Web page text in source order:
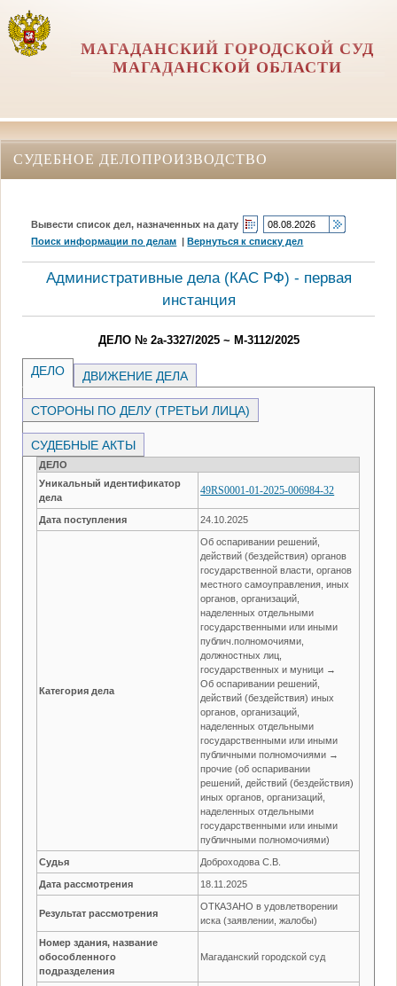
МАГАДАНСКИЙ ГОРОДСКОЙ СУД
МАГАДАНСКОЙ ОБЛАСТИ
СУДЕБНОЕ ДЕЛОПРОИЗВОДСТВО
Вывести список дел, назначенных на дату
Поиск информации по делам |Вернуться к списку дел
Административные дела (КАC РФ) - первая
инстанция
ДЕЛО № 2а-3327/2025 ~ М-3112/2025
ДЕЛО ДВИЖЕНИЕ ДЕЛА
СТОРОНЫ ПО ДЕЛУ (ТРЕТЬИ ЛИЦА)
СУДЕБНЫЕ АКТЫ
ДЕЛО
Уникальный идентификатор
дела
49RS0001-01-2025-006984-32
Дата поступления 24.10.2025
Категория дела
Об оспаривании решений,
действий (бездействия) органов
государственной власти, органов
местного самоуправления, иных
органов, организаций,
наделенных отдельными
государственными или иными
публич.полномочиями,
должностных лиц,
государственных и муници →
Об оспаривании решений,
действий (бездействия) иных
органов, организаций,
наделенных отдельными
государственными или иными
публичными полномочиями →
прочие (об оспаривании
решений, действий (бездействия)
иных органов, организаций,
наделенных отдельными
государственными или иными
публичными полномочиями)
Судья Доброходова С.В.
Дата рассмотрения 18.11.2025
Результат рассмотрения
ОТКАЗАНО в удовлетворении
иска (заявлении, жалобы)
Номер здания, название
обособленного
подразделения
Магаданский городской суд